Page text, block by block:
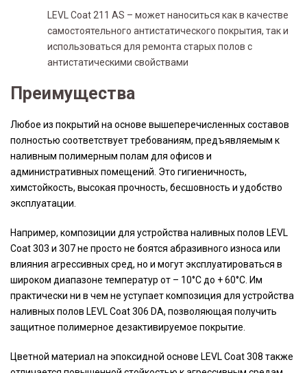
LEVL Coat 211 AS – может наноситься как в качестве
самостоятельного антистатического покрытия, так и
использоваться для ремонта старых полов с
антистатическими свойствами
Преимущества
Любое из покрытий на основе вышеперечисленных составов
полностью соответствует требованиям, предъявляемым к
наливным полимерным полам для офисов и
административных помещений. Это гигиеничность,
химстойкость, высокая прочность, бесшовность и удобство
эксплуатации.
Например, композиции для устройства наливных полов LEVL
Coat 303 и 307 не просто не боятся абразивного износа или
влияния агрессивных сред, но и могут эксплуатироваться в
широком диапазоне температур от – 10°C до + 60°С. Им
практически ни в чем не уступает композиция для устройства
наливных полов LEVL Coat 306 DA, позволяющая получить
защитное полимерное дезактивируемое покрытие.
Цветной материал на эпоксидной основе LEVL Coat 308 также